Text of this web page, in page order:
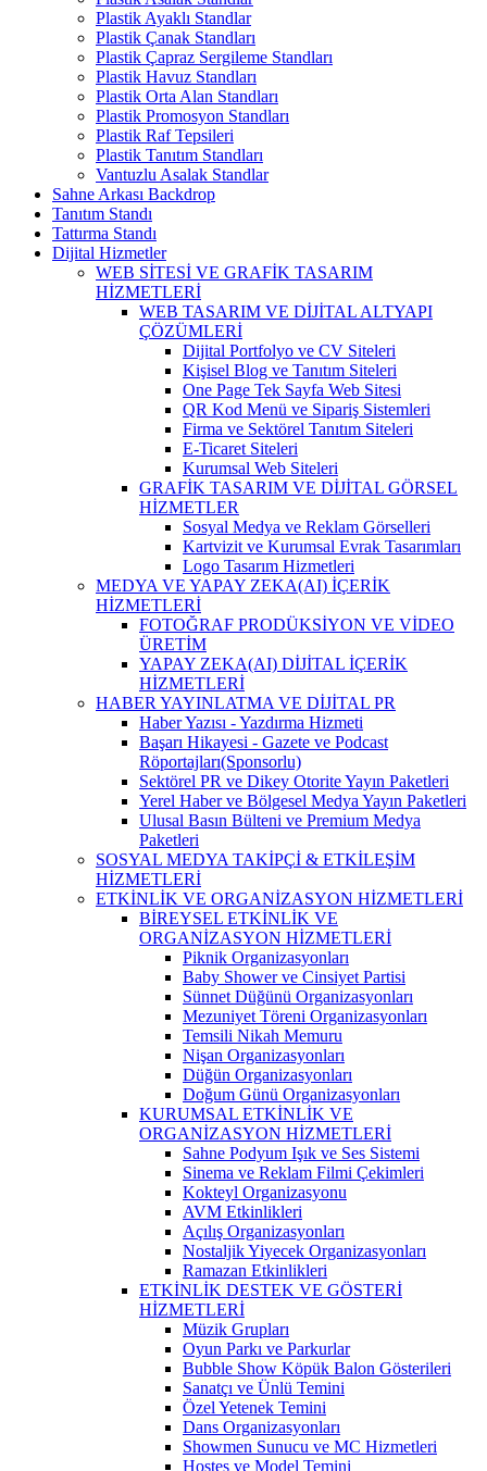
Plastik Ayaklı Standlar
Plastik Çanak Standları
Plastik Çapraz Sergileme Standları
Plastik Havuz Standları
Plastik Orta Alan Standları
Plastik Promosyon Standları
Plastik Raf Tepsileri
Plastik Tanıtım Standları
Vantuzlu Asalak Standlar
Sahne Arkası Backdrop
Tanıtım Standı
Tattırma Standı
Dijital Hizmetler
WEB SİTESİ VE GRAFİK TASARIM
HİZMETLERİ
WEB TASARIM VE DİJİTAL ALTYAPI
ÇÖZÜMLERİ
Dijital Portfolyo ve CV Siteleri
Kişisel Blog ve Tanıtım Siteleri
One Page Tek Sayfa Web Sitesi
QR Kod Menü ve Sipariş Sistemleri
Firma ve Sektörel Tanıtım Siteleri
E-Ticaret Siteleri
Kurumsal Web Siteleri
GRAFİK TASARIM VE DİJİTAL GÖRSEL
HİZMETLER
Sosyal Medya ve Reklam Görselleri
Kartvizit ve Kurumsal Evrak Tasarımları
Logo Tasarım Hizmetleri
MEDYA VE YAPAY ZEKA(AI) İÇERİK
HİZMETLERİ
FOTOĞRAF PRODÜKSİYON VE VİDEO
ÜRETİM
YAPAY ZEKA(AI) DİJİTAL İÇERİK
HİZMETLERİ
HABER YAYINLATMA VE DİJİTAL PR
Haber Yazısı - Yazdırma Hizmeti
Başarı Hikayesi - Gazete ve Podcast
Röportajları(Sponsorlu)
Sektörel PR ve Dikey Otorite Yayın Paketleri
Yerel Haber ve Bölgesel Medya Yayın Paketleri
Ulusal Basın Bülteni ve Premium Medya
Paketleri
SOSYAL MEDYA TAKİPÇİ & ETKİLEŞİM
HİZMETLERİ
ETKİNLİK VE ORGANİZASYON HİZMETLERİ
BİREYSEL ETKİNLİK VE
ORGANİZASYON HİZMETLERİ
Piknik Organizasyonları
Baby Shower ve Cinsiyet Partisi
Sünnet Düğünü Organizasyonları
Mezuniyet Töreni Organizasyonları
Temsili Nikah Memuru
Nişan Organizasyonları
Düğün Organizasyonları
Doğum Günü Organizasyonları
KURUMSAL ETKİNLİK VE
ORGANİZASYON HİZMETLERİ
Sahne Podyum Işık ve Ses Sistemi
Sinema ve Reklam Filmi Çekimleri
Kokteyl Organizasyonu
AVM Etkinlikleri
Açılış Organizasyonları
Nostaljik Yiyecek Organizasyonları
Ramazan Etkinlikleri
ETKİNLİK DESTEK VE GÖSTERİ
HİZMETLERİ
Müzik Grupları
Oyun Parkı ve Parkurlar
Bubble Show Köpük Balon Gösterileri
Sanatçı ve Ünlü Temini
Özel Yetenek Temini
Dans Organizasyonları
Showmen Sunucu ve MC Hizmetleri
Hostes ve Model Temini